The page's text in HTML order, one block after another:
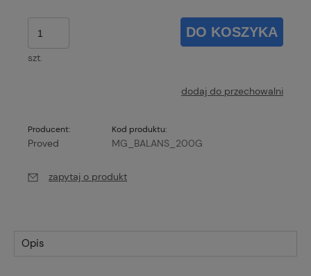
szt.
DO KOSZYKA
dodaj do przechowalni
Producent:
Proved
Kod produktu:
MG_BALANS_200G
zapytaj o produkt
Opis